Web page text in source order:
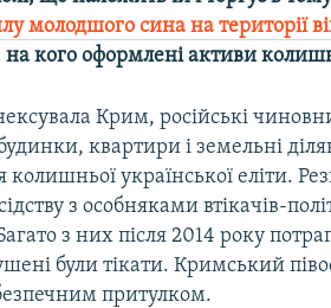
молодшого сина на території
на кого оформлені активи
Крим, російські
квартири і земельні
колишньої української еліти.
з особняками втікачів-
з них після 2014 року
були тікати. Кримський
притулком.